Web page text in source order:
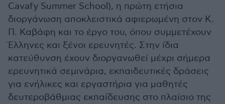
Cavafy Summer School), η πρώτη ετήσια
διοργάνωση αποκλειστικά αφιερωμένη στον Κ.
Π. Καβάφη και το έργο του, όπου συμμετέχουν
Έλληνες και ξένοι ερευνητές. Στην ίδια
κατεύθυνση έχουν διοργανωθεί μέχρι σήμερα
ερευνητικά σεμινάρια, εκπαιδευτικές δράσεις
για ενήλικες και εργαστήρια για μαθητές
δευτεροβάθμιας εκπαίδευσης στο πλαίσιο της